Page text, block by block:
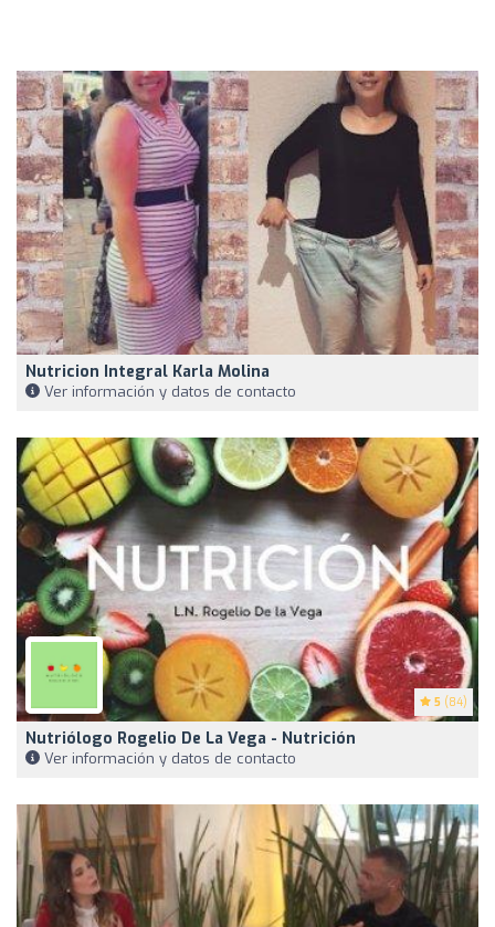
Nutricion Integral Karla Molina
Ver información y datos de contacto
5 (84)
Nutriólogo Rogelio De La Vega - Nutrición
Ver información y datos de contacto